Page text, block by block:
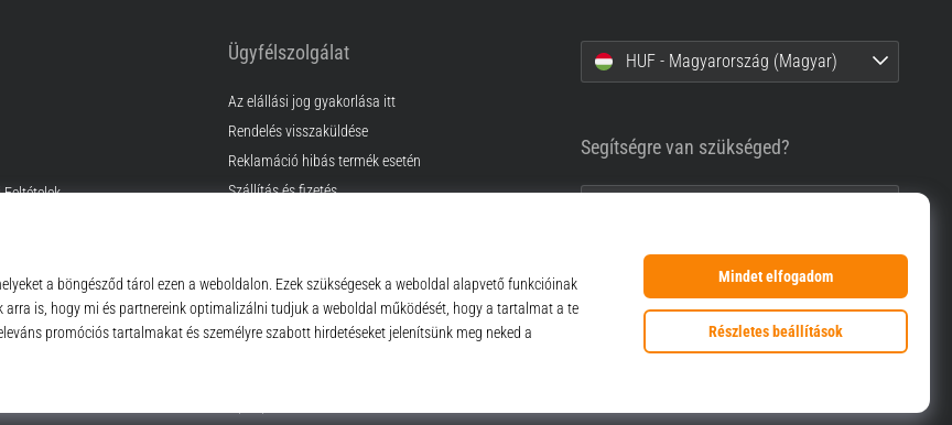
Ügyfélszolgálat
Az elállási jog gyakorlása itt
Rendelés visszaküldése
Reklamáció hibás termék esetén
Szállítás és fizetés
GyIK
Adatvédelmi nyilatkozat
HUF - Magyarország (Magyar)
Segítségre van szükséged?
info@top4sport.hu